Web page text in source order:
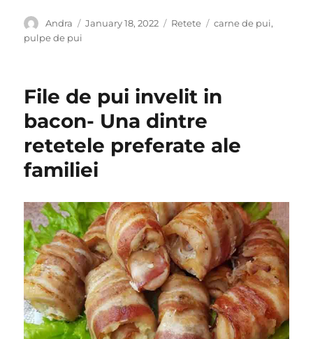
Author
Andra
Posted
January 18, 2022 Categories
Retete Tags
carne de pui,
pulpe de pui
File de pui invelit in
bacon- Una dintre
retetele preferate ale
familiei